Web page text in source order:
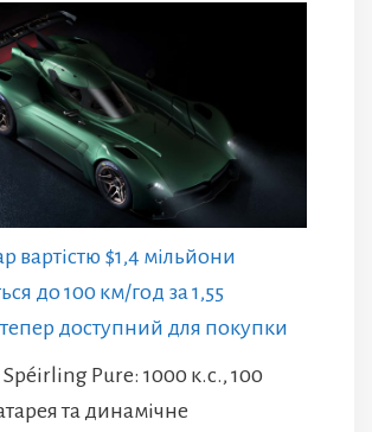
вартістю $1,4 мільйони
до 100 км/год за 1,55
доступний для покупки
Pure: 1000 к.с., 100
та динамічне